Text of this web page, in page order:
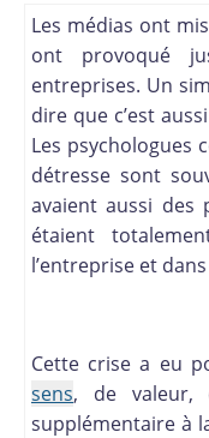
Les médias ont
ont provoqué
entreprises. Un
dire que c’est
Les psychologues
détresse sont
avaient aussi des
étaient
l’entreprise et
Cette crise a eu
sens, de valeur,
supplémentaire à